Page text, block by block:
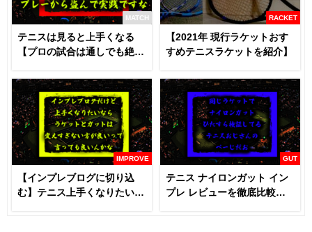
MATCH
テニスは見ると上手くなる
【プロの試合は通しでも絶対
RACKET
【2021年 現行ラケットおす
すめテニスラケットを紹介】
IMPROVE
【インプレブログに切り込
む】テニス上手くなりたいな
GUT
テニス ナイロンガット イン
プレ レビューを徹底比較